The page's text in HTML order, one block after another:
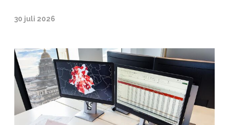
30 juli 2026